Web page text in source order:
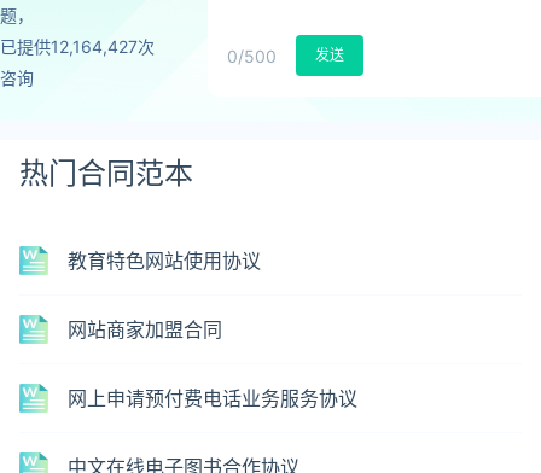
题，
已提供12,164,427次
咨询
0/500 发送
热门合同范本
教育特色网站使用协议
网站商家加盟合同
网上申请预付费电话业务服务协议
中文在线电子图书合作协议